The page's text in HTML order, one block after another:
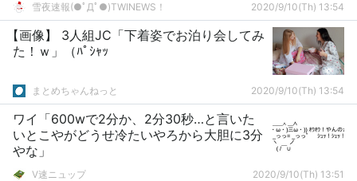
雪夜速報(●ﾟДﾟ●)TWINEWS！ 2020/9/10(Th) 13:54
【画像】 3人組JC「下着姿でお泊り会してみ
た！ｗ」（ﾊﾟｼｬｯ
まとめちゃんねっと 2020/9/10(Th) 13:54
ワイ「600wで2分か、2分30秒…と言いた
いとこやがどうせ冷たいやろから大胆に3分
やな」
V速ニュップ 2020/9/10(Th) 13:51